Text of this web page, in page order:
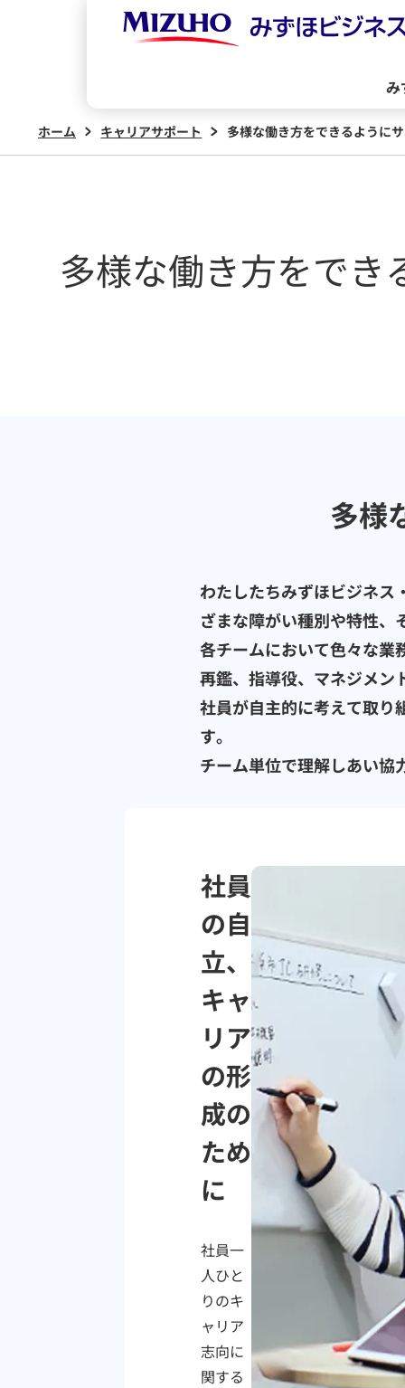
み
ホーム キャリアサポート 多様な働き方をできるように
多様な働き方をでき
多様
わたしたちみずほビジネス
ざまな障がい種別や特性、
各チームにおいて色々な業
再鑑、指導役、マネジメン
社員が自主的に考えて取り
す。
チーム単位で理解しあい協
社員
の自
立、
キャ
リア
の形
成の
ため
に
社員一
人ひと
りのキ
ャリア
志向に
関する